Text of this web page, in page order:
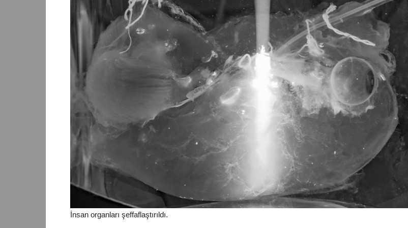
İnsan organları şeffaflaştırıldı.